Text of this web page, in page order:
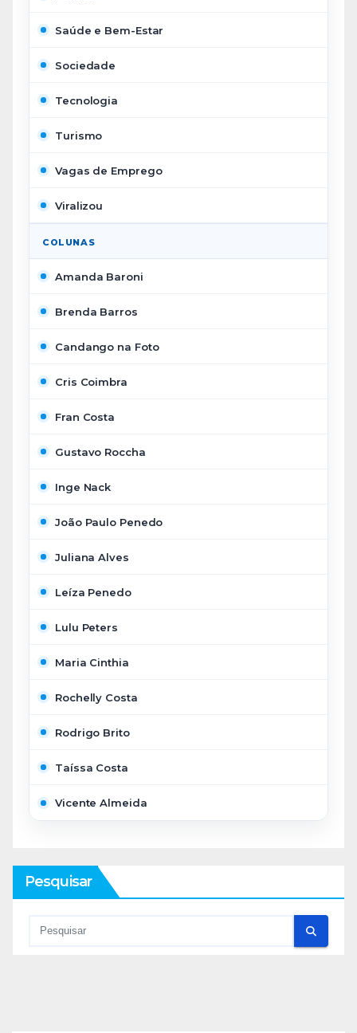
Saúde e Bem-Estar
Sociedade
Tecnologia
Turismo
Vagas de Emprego
Viralizou
COLUNAS
Amanda Baroni
Brenda Barros
Candango na Foto
Cris Coimbra
Fran Costa
Gustavo Roccha
Inge Nack
João Paulo Penedo
Juliana Alves
Leíza Penedo
Lulu Peters
Maria Cinthia
Rochelly Costa
Rodrigo Brito
Taíssa Costa
Vicente Almeida
Pesquisar